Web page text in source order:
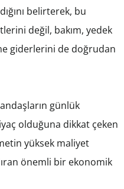
belirterek, bu
değil, bakım, yedek
giderlerini de doğrudan
günlük
olduğuna dikkat çeken
yüksek maliyet
önemli bir ekonomik